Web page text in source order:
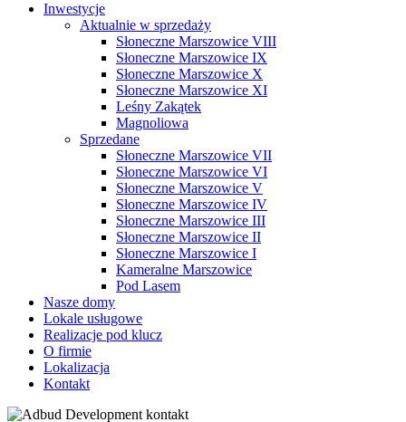
Inwestycje
Aktualnie w sprzedaży
Słoneczne Marszowice VIII
Słoneczne Marszowice IX
Słoneczne Marszowice X
Słoneczne Marszowice XI
Leśny Zakątek
Magnoliowa
Sprzedane
Słoneczne Marszowice VII
Słoneczne Marszowice VI
Słoneczne Marszowice V
Słoneczne Marszowice IV
Słoneczne Marszowice III
Słoneczne Marszowice II
Słoneczne Marszowice I
Kameralne Marszowice
Pod Lasem
Nasze domy
Lokale usługowe
Realizacje pod klucz
O firmie
Lokalizacja
Kontakt